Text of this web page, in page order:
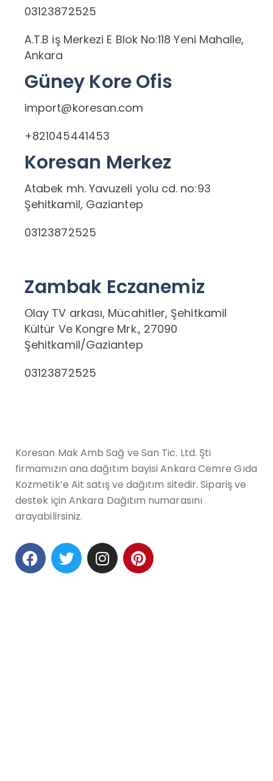
03123872525
A.T.B iş Merkezi E Blok No:118 Yeni Mahalle,
Ankara
Güney Kore Ofis
import@koresan.com
+821045441453
Koresan Merkez
Atabek mh. Yavuzeli yolu cd. no:93
Şehitkamil, Gaziantep
03123872525
Zambak Eczanemiz
Olay TV arkası, Mücahitler, Şehitkamil
Kültür Ve Kongre Mrk., 27090
Şehitkamil/Gaziantep
03123872525
Koresan Mak Amb Sağ ve San Tic. Ltd. Şti
firmamızın ana dağıtım bayisi Ankara Cemre Gıda
Kozmetik’e Ait satış ve dağıtım sitedir. Sipariş ve
destek için Ankara Dağıtım numarasını
arayabilirsiniz.